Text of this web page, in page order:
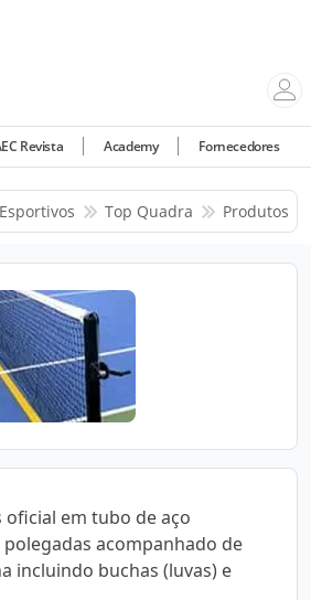
Revista Academy Fornecedores
Top Quadra Produtos
oficial em tubo de aço
acompanhado de
incluindo buchas (luvas) e